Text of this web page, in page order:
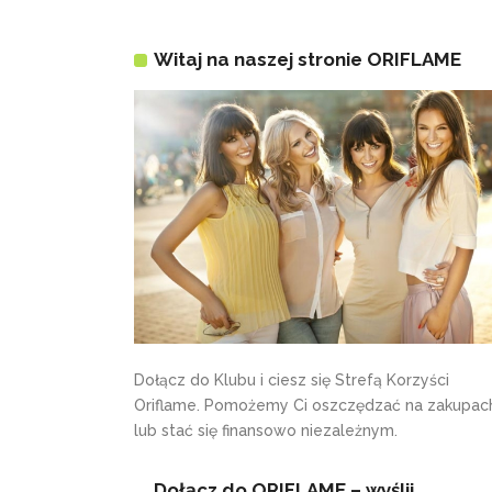
Witaj na naszej stronie ORIFLAME
Dołącz do Klubu i ciesz się Strefą Korzyści
Oriflame. Pomożemy Ci oszczędzać na
lub stać się finansowo niezależnym.